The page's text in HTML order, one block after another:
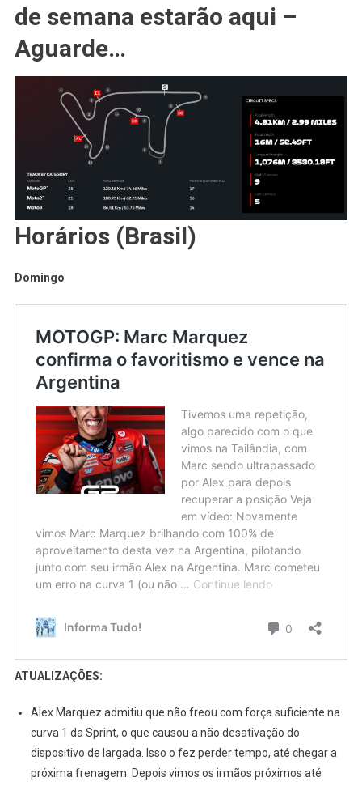
de semana estarão aqui –
Aguarde…
Horários (Brasil)
Domingo
ATUALIZAÇÕES:
Alex Marquez admitiu que não freou com força suficiente na
curva 1 da Sprint, o que causou a não desativação do
dispositivo de largada. Isso o fez perder tempo, até chegar a
próxima frenagem. Depois vimos os irmãos próximos até